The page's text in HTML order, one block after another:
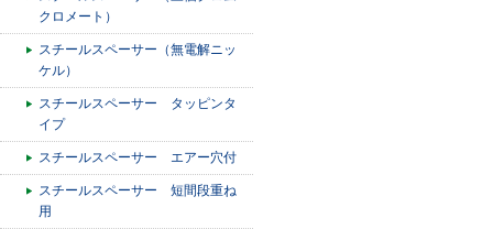
クロメート）
スチールスペーサー（無電解ニッ
ケル）
スチールスペーサー タッピンタ
イプ
スチールスペーサー エアー穴付
スチールスペーサー 短間段重ね
用